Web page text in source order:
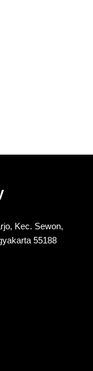
Kec. Sewon,
55188